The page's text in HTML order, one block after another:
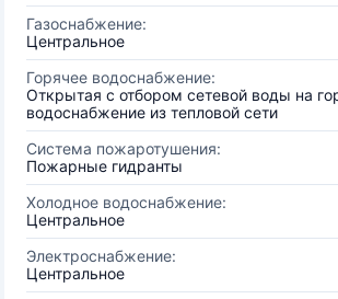
Газоснабжение:
Центральное
Горячее водоснабжение:
Открытая с отбором сетевой воды на
водоснабжение из тепловой сети
Система пожаротушения:
Пожарные гидранты
Холодное водоснабжение:
Центральное
Электроснабжение:
Центральное